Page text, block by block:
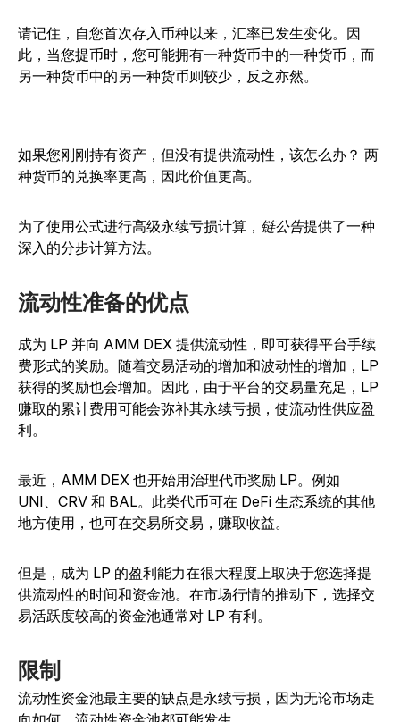
请记住，自您首次存入币种以来，汇率已发生变化。因
此，当您提币时，您可能拥有一种货币中的一种货币，而
另一种货币中的另一种货币则较少，反之亦然。
如果您刚刚持有资产，但没有提供流动性，该怎么办？ 两
种货币的兑换率更高，因此价值更高。
为了使用公式进行高级永续亏损计算， 链公告提供了一种
深入的分步计算方法。
流动性准备的优点
成为 LP 并向 AMM DEX 提供流动性，即可获得平台手续
费形式的奖励。随着交易活动的增加和波动性的增加，LP
获得的奖励也会增加。因此，由于平台的交易量充足，LP
赚取的累计费用可能会弥补其永续亏损，使流动性供应盈
利。
最近，AMM DEX 也开始用治理代币奖励 LP。例如
UNI、CRV 和 BAL。此类代币可在 DeFi 生态系统的其他
地方使用，也可在交易所交易，赚取收益。
但是，成为 LP 的盈利能力在很大程度上取决于您选择提
供流动性的时间和资金池。在市场行情的推动下，选择交
易活跃度较高的资金池通常对 LP 有利。
限制
流动性资金池最主要的缺点是永续亏损，因为无论市场走